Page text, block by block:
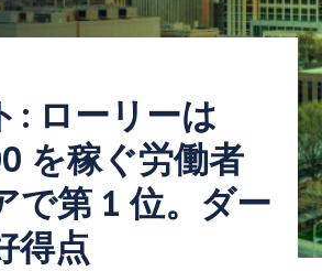
: ローリーは
を稼ぐ労働者
で第 1 位。ダー
得点